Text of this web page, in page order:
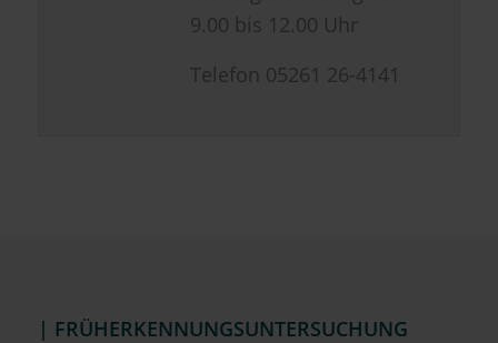
9.00 bis 12.00 Uhr
Telefon 05261 26-4141
| FRÜHERKENNUNGSUNTERSUCHUNG